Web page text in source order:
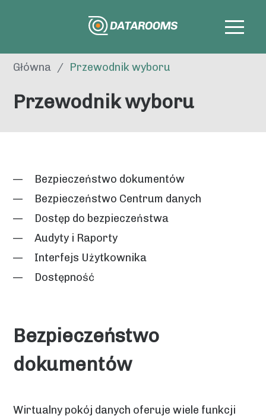
Główna / Przewodnik wyboru
Przewodnik wyboru
Bezpieczeństwo dokumentów
Bezpieczeństwo Centrum danych
Dostęp do bezpieczeństwa
Audyty i Raporty
Interfejs Użytkownika
Dostępność
Bezpieczeństwo
dokumentów
Wirtualny pokój danych oferuje wiele funkcji